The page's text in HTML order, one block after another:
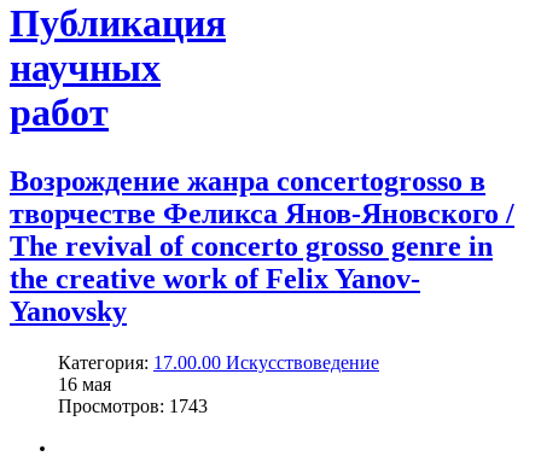
Публикация
научных
работ
Возрождение жанра concertogrosso в
творчестве Феликса Янов-Яновского /
The revival of concerto grosso genre in
the creative work of Felix Yanov-
Yanovsky
Категория: 17.00.00 Искусствоведение
16 мая
Просмотров: 1743